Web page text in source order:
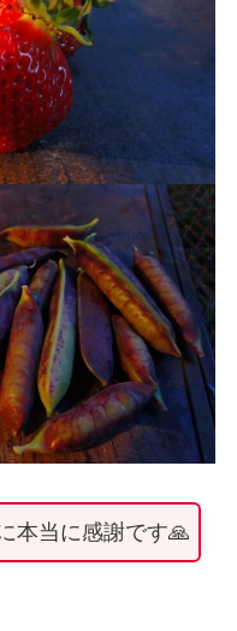
本当に感謝です🙏